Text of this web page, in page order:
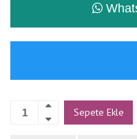
Sepete Ekle